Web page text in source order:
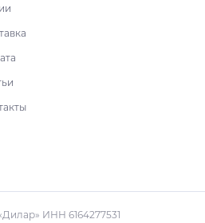
ИНН 6164277531